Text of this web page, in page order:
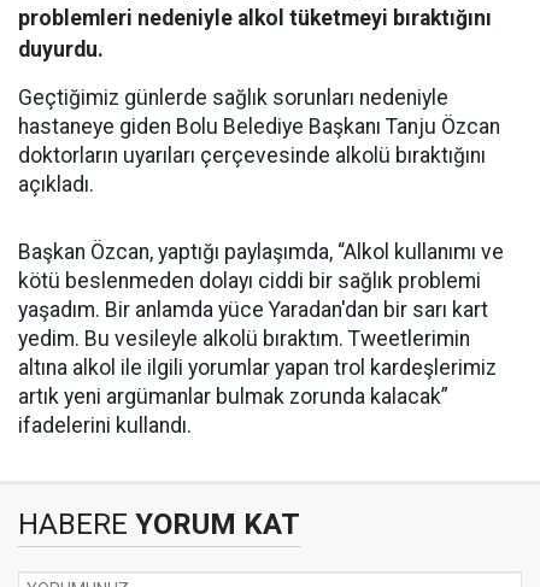
problemleri nedeniyle alkol tüketmeyi bıraktığını
duyurdu.
Geçtiğimiz günlerde sağlık sorunları nedeniyle
hastaneye giden Bolu Belediye Başkanı Tanju Özcan
doktorların uyarıları çerçevesinde alkolü bıraktığını
açıkladı.
Başkan Özcan, yaptığı paylaşımda, “Alkol kullanımı ve
kötü beslenmeden dolayı ciddi bir sağlık problemi
yaşadım. Bir anlamda yüce Yaradan'dan bir sarı kart
yedim. Bu vesileyle alkolü bıraktım. Tweetlerimin
altına alkol ile ilgili yorumlar yapan trol kardeşlerimiz
artık yeni argümanlar bulmak zorunda kalacak”
ifadelerini kullandı.
HABERE YORUM KAT